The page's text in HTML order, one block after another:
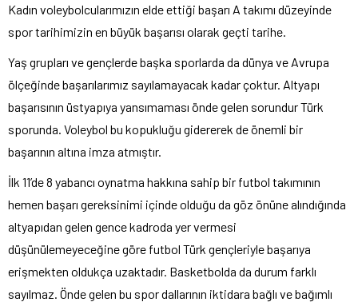
Kadın voleybolcularımızın elde ettiği başarı A takımı düzeyinde
spor tarihimizin en büyük başarısı olarak geçti tarihe.
Yaş grupları ve gençlerde başka sporlarda da dünya ve Avrupa
ölçeğinde başarılarımız sayılamayacak kadar çoktur. Altyapı
başarısının üstyapıya yansımaması önde gelen sorundur Türk
sporunda. Voleybol bu kopukluğu gidererek de önemli bir
başarının altına imza atmıştır.
İlk 11’de 8 yabancı oynatma hakkına sahip bir futbol takımının
hemen başarı gereksinimi içinde olduğu da göz önüne alındığında
altyapıdan gelen gence kadroda yer vermesi
düşünülemeyeceğine göre futbol Türk gençleriyle başarıya
erişmekten oldukça uzaktadır. Basketbolda da durum farklı
sayılmaz. Önde gelen bu spor dallarının iktidara bağlı ve bağımlı